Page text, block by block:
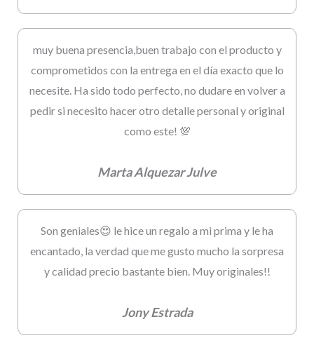
muy buena presencia,buen trabajo con el producto y
comprometidos con la entrega en el día exacto que lo
necesite. Ha sido todo perfecto, no dudare en volver a
pedir si necesito hacer otro detalle personal y original
como este! 💯
Marta Alquezar Julve
Son geniales😍 le hice un regalo a mi prima y le ha
encantado, la verdad que me gusto mucho la sorpresa
y calidad precio bastante bien. Muy originales!!
Jony Estrada